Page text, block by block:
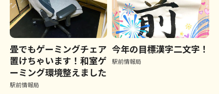
畳でもゲーミングチェア
置けちゃいます！和室ゲ
ーミング環境整えました
駅前情報局
今年の目標漢字二文字！
駅前情報局